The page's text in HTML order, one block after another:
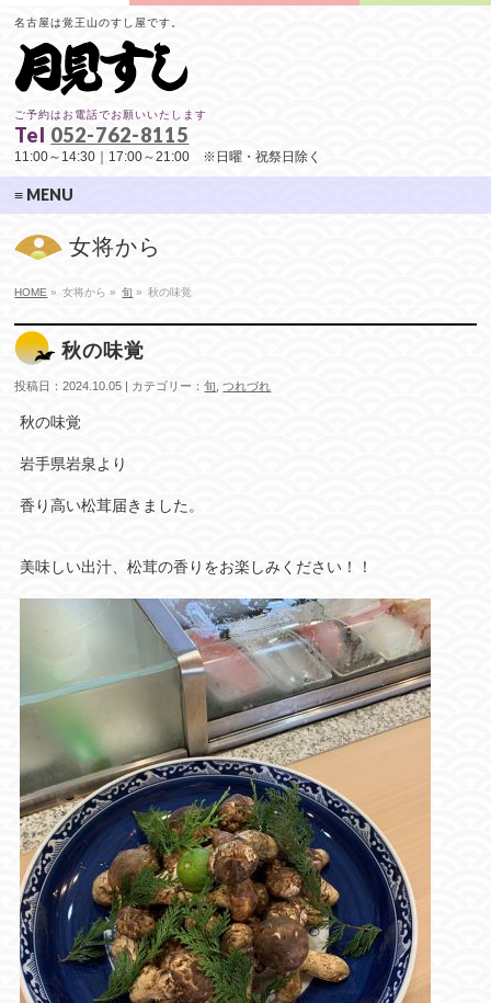
名古屋は覚王山のすし屋です。
ご予約はお電話でお願いいたします
Tel 052-762-8115
11:00～14:30｜17:00～21:00 ※日曜・祝祭日除く
≡ MENU
女将から
HOME » 女将から » 旬 » 秋の味覚
秋の味覚
投稿日：2024.10.05 | カテゴリー：旬 ,つれづれ
秋の味覚
岩手県岩泉より
香り高い松茸届きました。
美味しい出汁、松茸の香りをお楽しみください！！